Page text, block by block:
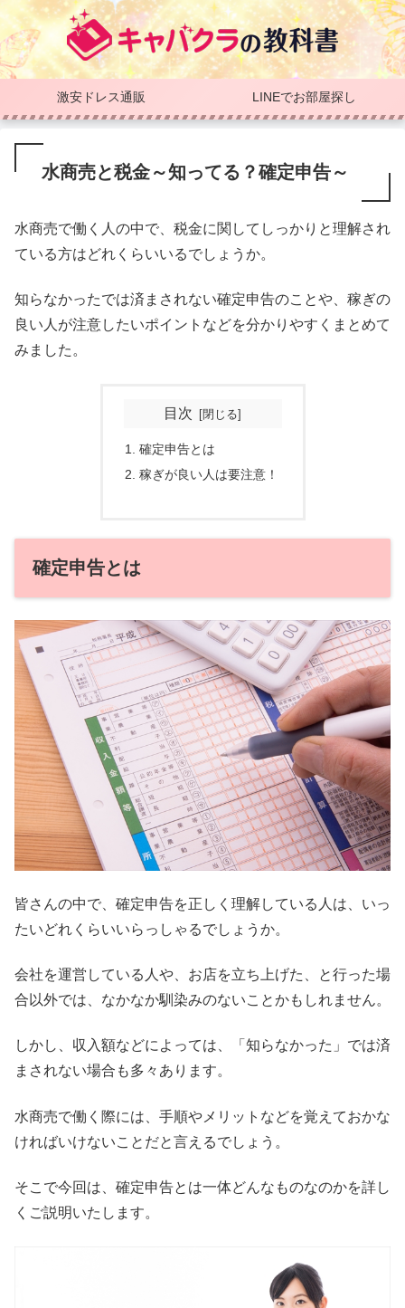
激安ドレス通販 LINEでお部屋探し
水商売と税金～知ってる？確定申告～
水商売で働く人の中で、税金に関してしっかりと理解され
ている方はどれくらいいるでしょうか。
知らなかったでは済まされない確定申告のことや、稼ぎの
良い人が注意したいポイントなどを分かりやすくまとめて
みました。
目次
確定申告とは
稼ぎが良い人は要注意！
確定申告とは
皆さんの中で、確定申告を正しく理解している人は、いっ
たいどれくらいいらっしゃるでしょうか。
会社を運営している人や、お店を立ち上げた、と行った場
合以外では、なかなか馴染みのないことかもしれません。
しかし、収入額などによっては、「知らなかった」では済
まされない場合も多々あります。
水商売で働く際には、手順やメリットなどを覚えておかな
ければいけないことだと言えるでしょう。
そこで今回は、確定申告とは一体どんなものなのかを詳し
くご説明いたします。